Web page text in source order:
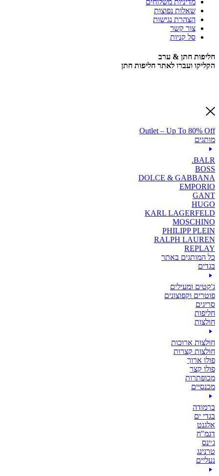
מדיניות משלוחים
שאלות נפוצות
הצהרת נגישות
צור קשר
סל קניות
חליפות חתן & ערב
הקליקו ועברו לאתר חליפות חתן
Outlet – Up To 80% Off
מותגים
BALR.
BOSS
DOLCE & GABBANA
EMPORIO
GANT
HUGO
KARL LAGERFELD
MOSCHINO
PHILIPP PLEIN
RALPH LAUREN
REPLAY
כל המותגים באתר
בגדים
ג'קטים ומעילים
פוטרים וקפוצונים
סריגים
חליפות
חולצות
חולצות ארוכות
חולצות קצרות
פולו ארוך
פולו קצר
מכופתרות
מכנסיים
ברמודה
בגדי ים
אלגנט
דגמ"ח
ג׳ינס
טרנינג
נעליים